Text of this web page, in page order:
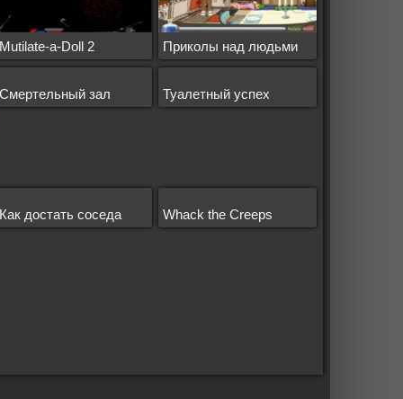
Mutilate-a-Doll 2 Приколы над людьми
Смертельный зал Туалетный успех
Как достать соседа Whack the Creeps